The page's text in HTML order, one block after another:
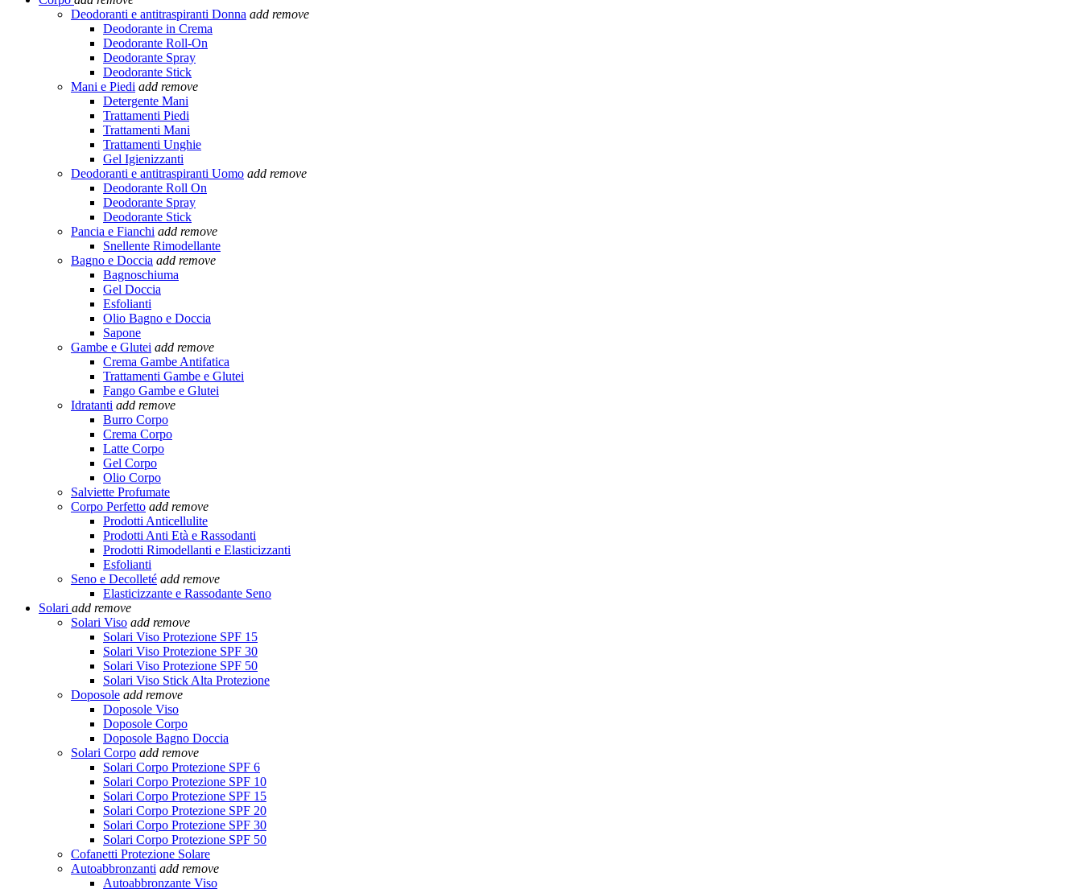
Deodoranti e antitraspiranti Donna add remove
Deodorante in Crema
Deodorante Roll-On
Deodorante Spray
Deodorante Stick
Mani e Piedi add remove
Detergente Mani
Trattamenti Piedi
Trattamenti Mani
Trattamenti Unghie
Gel Igienizzanti
Deodoranti e antitraspiranti Uomo add remove
Deodorante Roll On
Deodorante Spray
Deodorante Stick
Pancia e Fianchi add remove
Snellente Rimodellante
Bagno e Doccia add remove
Bagnoschiuma
Gel Doccia
Esfolianti
Olio Bagno e Doccia
Sapone
Gambe e Glutei add remove
Crema Gambe Antifatica
Trattamenti Gambe e Glutei
Fango Gambe e Glutei
Idratanti add remove
Burro Corpo
Crema Corpo
Latte Corpo
Gel Corpo
Olio Corpo
Salviette Profumate
Corpo Perfetto add remove
Prodotti Anticellulite
Prodotti Anti Età e Rassodanti
Prodotti Rimodellanti e Elasticizzanti
Esfolianti
Seno e Decolleté add remove
Elasticizzante e Rassodante Seno
Solari add remove
Solari Viso add remove
Solari Viso Protezione SPF 15
Solari Viso Protezione SPF 30
Solari Viso Protezione SPF 50
Solari Viso Stick Alta Protezione
Doposole add remove
Doposole Viso
Doposole Corpo
Doposole Bagno Doccia
Solari Corpo add remove
Solari Corpo Protezione SPF 6
Solari Corpo Protezione SPF 10
Solari Corpo Protezione SPF 15
Solari Corpo Protezione SPF 20
Solari Corpo Protezione SPF 30
Solari Corpo Protezione SPF 50
Cofanetti Protezione Solare
Autoabbronzanti add remove
Autoabbronzante Viso